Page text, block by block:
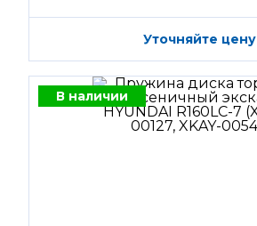
Уточняйте цену
В наличии